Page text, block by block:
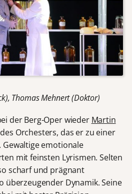
Thomas Mehnert (Doktor)
der Berg-Oper wieder Martin
Orchesters, das er zu einer
emotionale
mit feinsten Lyrismen. Selten
scharf und prägnant
überzeugender Dynamik. Seine